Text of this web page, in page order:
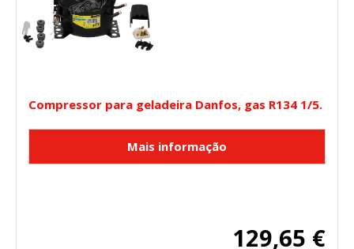
Compressor para geladeira Danfos, gas R134 1/5.
129,65 €